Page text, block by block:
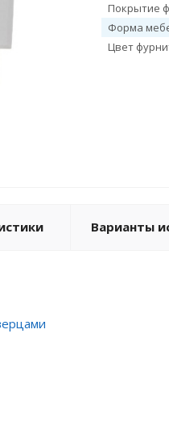
Покрытие
Форма
Цвет
Варианты